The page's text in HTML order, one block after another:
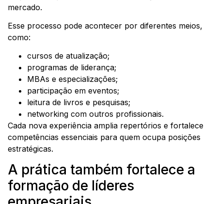
mercado.
Esse processo pode acontecer por diferentes meios,
como:
cursos de atualização;
programas de liderança;
MBAs e especializações;
participação em eventos;
leitura de livros e pesquisas;
networking com outros profissionais.
Cada nova experiência amplia repertórios e fortalece
competências essenciais para quem ocupa posições
estratégicas.
A prática também fortalece a
formação de líderes